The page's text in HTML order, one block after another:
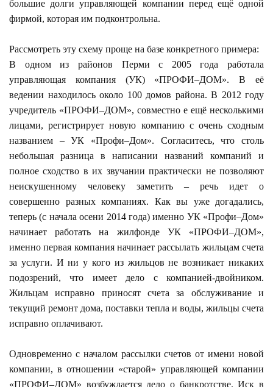
большие долги управляющей компании перед ещё одной
фирмой, которая им подконтрольна.
Рассмотреть эту схему проще на базе конкретного примера:
В одном из районов Перми с 2005 года работала
управляющая компания (УК) «ПРОФИ–ДОМ». В её
ведении находилось около 100 домов района. В 2012 году
учредитель «ПРОФИ–ДОМ», совместно е ещё несколькими
лицами, регистрирует новую компанию с очень сходным
названием – УК «Профи–Дом». Согласитесь, что столь
небольшая разница в написании названий компаний и
полное сходство в их звучании практически не позволяют
неискушенному человеку заметить – речь идет о
совершенно разных компаниях. Как вы уже догадались,
теперь (с начала осени 2014 года) именно УК «Профи–Дом»
начинает работать на жилфонде УК «ПРОФИ–ДОМ»,
именно первая компания начинает рассылать жильцам счета
за услуги. И ни у кого из жильцов не возникает никаких
подозрений, что имеет дело с компанией-двойником.
Жильцам исправно приносят счета за обслуживание и
текущий ремонт дома, поставки тепла и воды, жильцы счета
исправно оплачивают.
Одновременно с началом рассылки счетов от имени новой
компании, в отношении «старой» управляющей компании
«ПРОФИ–ДОМ» возбуждается дело о банкротстве. Иск в